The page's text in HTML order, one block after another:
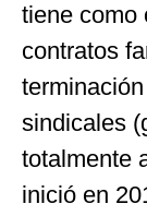
tiene como
contratos
sindicales
totalmente
inició en